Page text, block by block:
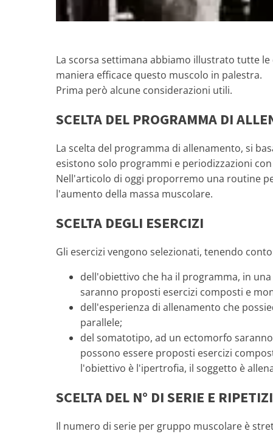
La scorsa settimana abbiamo illustrato tutte
maniera efficace questo muscolo in palestra.
Prima però alcune considerazioni utili.
SCELTA DEL PROGRAMMA DI
La scelta del programma di allenamento, si
esistono solo programmi e periodizzazioni
Nell'articolo di oggi proporremo una routine
l'aumento della massa muscolare.
SCELTA DEGLI ESERCIZI
Gli esercizi vengono selezionati, tenendo
dell'obiettivo che ha il programma, in
saranno proposti esercizi composti e
dell'esperienza di allenamento che
parallele;
del somatotipo, ad un ectomorfo
possono essere proposti esercizi
l'obiettivo è l'ipertrofia, il soggetto è
SCELTA DEL N° DI SERIE E
Il numero di serie per gruppo muscolare è